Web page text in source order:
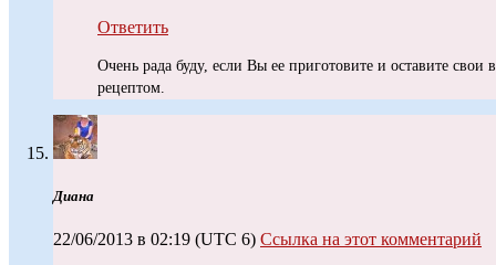
Ответить
Очень рада буду, если Вы ее приготовите и оставите свои
рецептом.
Диана
22/06/2013 в 02:19 (UTC 6) Ссылка на этот комментарий